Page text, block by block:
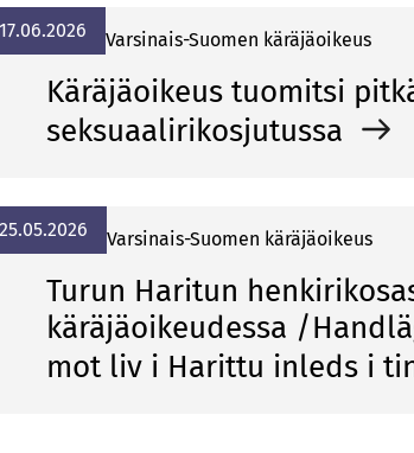
17.06.2026 Var­si­nais-Suo­men kä­rä­jä­oi­keus
Käräjäoikeus tuomitsi
seksuaalirikosjutussa
25.05.2026 Var­si­nais-Suo­men kä­rä­jä­oi­keus
Turun Haritun
käräjäoikeudessa /
mot liv i Harittu inleds i